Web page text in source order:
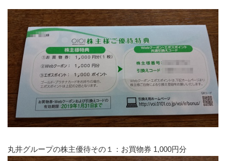
丸井グループの株主優待その１：お買物券 1,000円分